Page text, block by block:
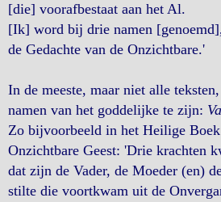
[die] voorafbestaat aan het Al.
[Ik] word bij drie namen
de Gedachte van de Onzichtbare.'
In de meeste, maar niet alle
namen van het goddelijke te zijn:
Zo bijvoorbeeld in het Heilige
Onzichtbare Geest: 'Drie krachten
dat zijn de Vader, de Moeder (en)
stilte die voortkwam uit de